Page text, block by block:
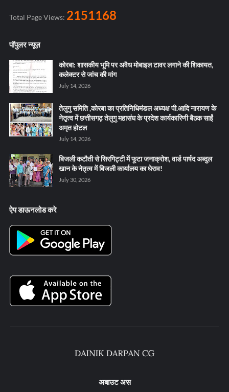
Total Page Views: 2151168
पॉपुलर न्यूज़
कोरबा: शासकीय भूमि पर अवैध मोबाइल टावर लगाने की शिकायत,
कलेक्टर से जांच की मांग
July 14, 2026
तेलुगु समिति ,कोरबा का प्रतिनिधिमंडल अध्यक्ष पी.आदि नारायण के
नेतृत्व में छत्तीसगढ़ तेलुगु महासंघ के प्रदेश कार्यकारिणी बैठक साईं
अमृत होटल
July 14, 2026
बिजली कटौती से सिरगिट्टी में फूटा जनाक्रोश, वार्ड पार्षद अब्दुल
खान के नेतृत्व में बिजली कार्यालय का घेराव!
July 30, 2026
ऐप डाऊनलोड करे
अबाउट अस